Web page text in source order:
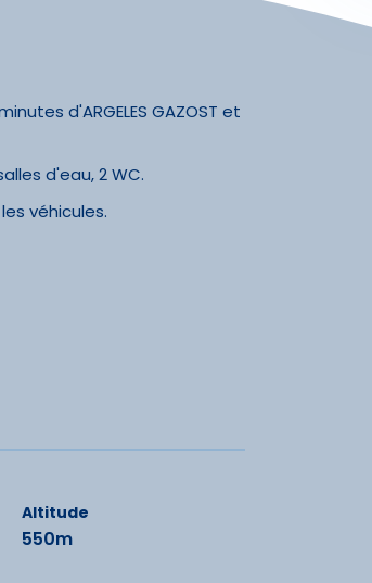
d'ARGELES GAZOST et
d'eau, 2 WC.
véhicules.
Altitude
550m